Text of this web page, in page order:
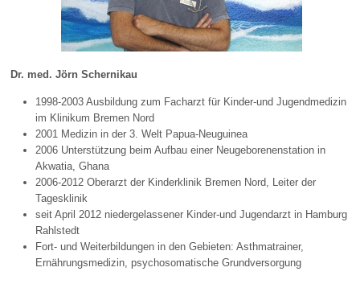
Dr. med. Jörn Schernikau
1998-2003 Ausbildung zum Facharzt für Kinder-und Jugendmedizin
im Klinikum Bremen Nord
2001 Medizin in der 3. Welt Papua-Neuguinea
2006 Unterstützung beim Aufbau einer Neugeborenenstation in
Akwatia, Ghana
2006-2012 Oberarzt der Kinderklinik Bremen Nord, Leiter der
Tagesklinik
seit April 2012 niedergelassener Kinder-und Jugendarzt in Hamburg
Rahlstedt
Fort- und Weiterbildungen in den Gebieten: Asthmatrainer,
Ernährungsmedizin, psychosomatische Grundversorgung